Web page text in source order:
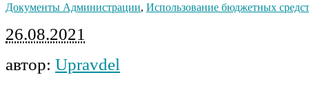
Документы Администрации, Использование бюджетных
26.08.2021
автор: Upravdel